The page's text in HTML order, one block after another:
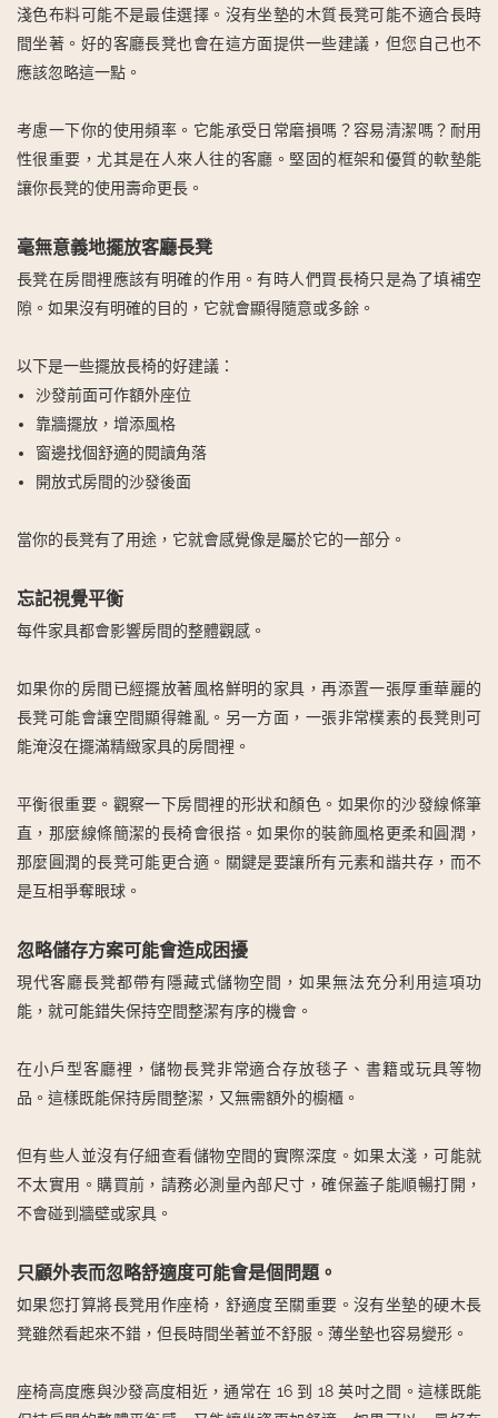
淺色布料可能不是最佳選擇。沒有坐墊的木質長凳可能不適合長時
間坐著。好的客廳長凳也會在這方面提供一些建議，但您自己也不
應該忽略這一點。
考慮一下你的使用頻率。它能承受日常磨損嗎？容易清潔嗎？耐用
性很重要，尤其是在人來人往的客廳。堅固的框架和優質的軟墊能
讓你長凳的使用壽命更長。
毫無意義地擺放客廳長凳
長凳在房間裡應該有明確的作用。有時人們買長椅只是為了填補空
隙。如果沒有明確的目的，它就會顯得隨意或多餘。
以下是一些擺放長椅的好建議：
沙發前面可作額外座位
靠牆擺放，增添風格
窗邊找個舒適的閱讀角落
開放式房間的沙發後面
當你的長凳有了用途，它就會感覺像是屬於它的一部分。
忘記視覺平衡
每件家具都會影響房間的整體觀感。
如果你的房間已經擺放著風格鮮明的家具，再添置一張厚重華麗的
長凳可能會讓空間顯得雜亂。另一方面，一張非常樸素的長凳則可
能淹沒在擺滿精緻家具的房間裡。
平衡很重要。觀察一下房間裡的形狀和顏色。如果你的沙發線條筆
直，那麼線條簡潔的長椅會很搭。如果你的裝飾風格更柔和圓潤，
那麼圓潤的長凳可能更合適。關鍵是要讓所有元素和諧共存，而不
是互相爭奪眼球。
忽略儲存方案可能會造成困擾
現代客廳長凳都帶有隱藏式儲物空間，如果無法充分利用這項功
能，就可能錯失保持空間整潔有序的機會。
在小戶型客廳裡，儲物長凳非常適合存放毯子、書籍或玩具等物
品。這樣既能保持房間整潔，又無需額外的櫥櫃。
但有些人並沒有仔細查看儲物空間的實際深度。如果太淺，可能就
不太實用。購買前，請務必測量內部尺寸，確保蓋子能順暢打開，
不會碰到牆壁或家具。
只顧外表而忽略舒適度可能會是個問題。
如果您打算將長凳用作座椅，舒適度至關重要。沒有坐墊的硬木長
凳雖然看起來不錯，但長時間坐著並不舒服。薄坐墊也容易變形。
座椅高度應與沙發高度相近，通常在 16 到 18 英吋之間。這樣既能